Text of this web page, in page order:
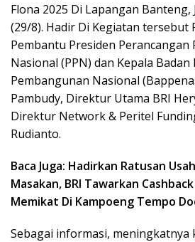
Flona 2025 Di Lapangan Banteng,
(29/8). Hadir Di Kegiatan tersebut
Pembantu Presiden Perancangan
Nasional (PPN) dan Kepala Badan
Pembangunan Nasional
Pambudy, Direktur Utama BRI
Direktur Network & Peritel
Rudianto.
Baca Juga: Hadirkan Ratusan
Masakan, BRI Tawarkan
Memikat Di Kampoeng Tempo
Sebagai informasi, meningkatnya